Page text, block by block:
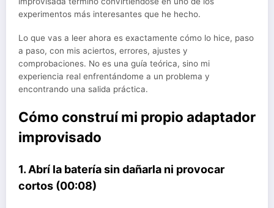
experimentos más interesantes que he hecho.
Lo que vas a leer ahora es exactamente cómo lo hice, paso
a paso, con mis aciertos, errores, ajustes y
comprobaciones. No es una guía teórica, sino mi
experiencia real enfrentándome a un problema y
encontrando una salida práctica.
Cómo construí mi propio adaptador
improvisado
1. Abrí la batería sin dañarla ni provocar
cortos (00:08)